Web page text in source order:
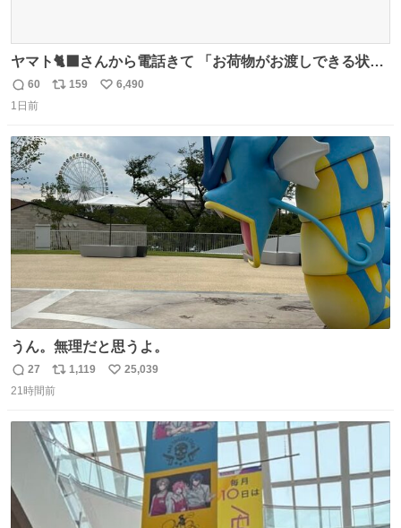
ヤマト🐈‍⬛さんから電話きて 「お荷物がお渡しできる状況
でない程潰れてまして」って えっ😳 見に行くとこの状態
😭 海渡ってくる時に潰れたっぽい 「一旦戻して新しいの
て事で中身無事だったから連れて帰って来た😅 壊れる物な
くて良かった
返
信
60
リ
ト
数
159
い
数
6,490
1日前
うん。無理だと思うよ。
返
信
27
リ
ポ
ト
数
1,119
い
数
25,039
21時間前